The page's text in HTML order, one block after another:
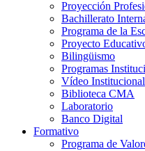
Proyección
Bachillerato
Programa de la
Proyecto
Bilingüismo
Programas
Vídeo Institucional
Biblioteca CMA
Laboratorio
Banco Digital
Formativo
Programa de